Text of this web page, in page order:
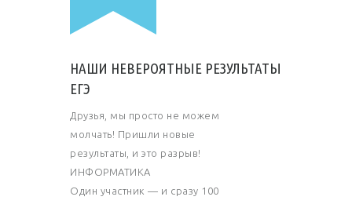
НАШИ НЕВЕРОЯТНЫЕ РЕЗУЛЬТАТЫ
ЕГЭ
Друзья, мы просто не можем
молчать! Пришли новые
результаты, и это разрыв!
ИНФОРМАТИКА
Один участник — и сразу 100